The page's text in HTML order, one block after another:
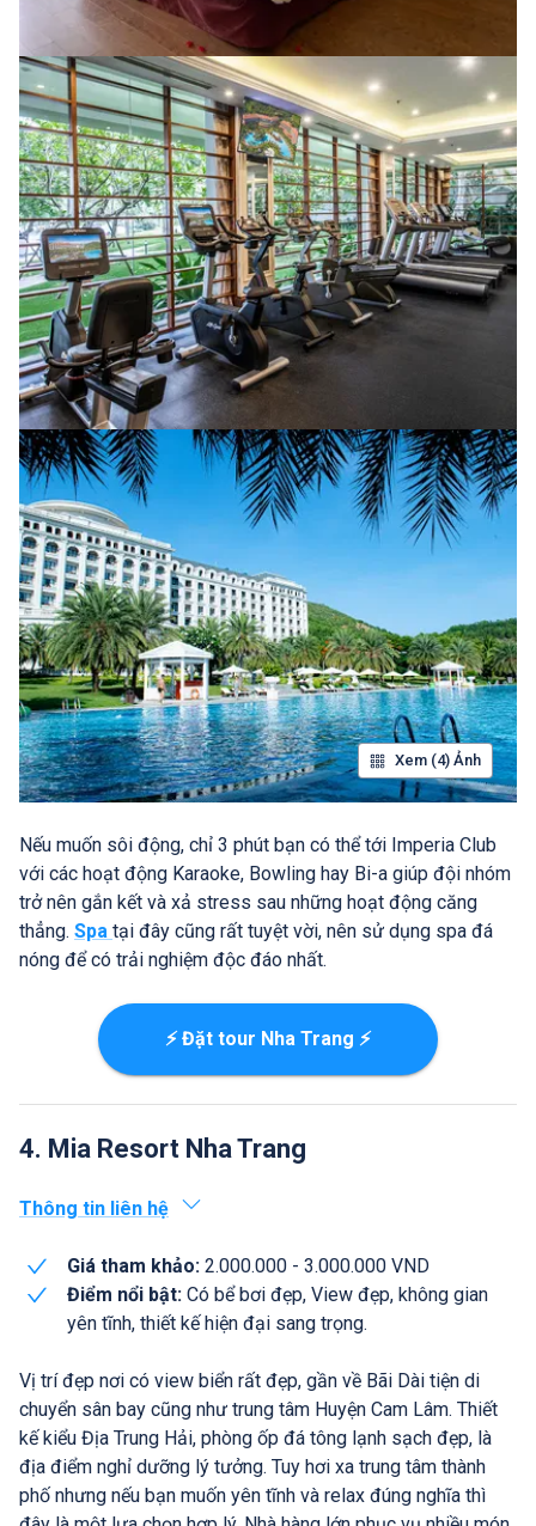
Xem (4) Ảnh
Nếu muốn sôi động, chỉ 3 phút bạn có thể tới Imperia Club
với các hoạt động Karaoke, Bowling hay Bi-a giúp đội nhóm
trở nên gắn kết và xả stress sau những hoạt động căng
thẳng. Spa tại đây cũng rất tuyệt vời, nên sử dụng spa đá
nóng để có trải nghiệm độc đáo nhất.
⚡ Đặt tour Nha Trang ⚡
4. Mia Resort Nha Trang
Thông tin liên hệ
Giá tham khảo: 2.000.000 - 3.000.000 VND
Điểm nổi bật: Có bể bơi đẹp, View đẹp, không gian
yên tĩnh, thiết kế hiện đại sang trọng.
Vị trí đẹp nơi có view biển rất đẹp, gần về Bãi Dài tiện di
chuyển sân bay cũng như trung tâm Huyện Cam Lâm. Thiết
kế kiểu Địa Trung Hải, phòng ốp đá tông lạnh sạch đẹp, là
địa điểm nghỉ dưỡng lý tưởng. Tuy hơi xa trung tâm thành
phố nhưng nếu bạn muốn yên tĩnh và relax đúng nghĩa thì